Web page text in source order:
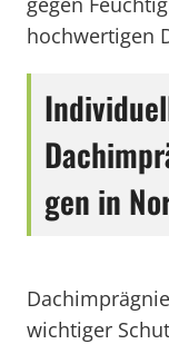
hochwertigen
gen in
wichtiger